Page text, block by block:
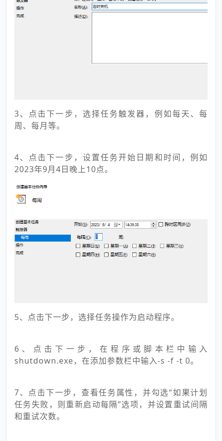
3、点击下一步，选择任务触发器，例如每天、每
周、每月等。
4、点击下一步，设置任务开始日期和时间，例如
2023年9月4日晚上10点。
5、点击下一步，选择任务操作为启动程序。
6、点击下一步，在程序或脚本栏中输入
shutdown.exe，在添加参数栏中输入-s -f -t 0。
7、点击下一步，查看任务属性，并勾选“如果计划
任务失败，则重新启动每隔”选项，并设置重试间隔
和重试次数。